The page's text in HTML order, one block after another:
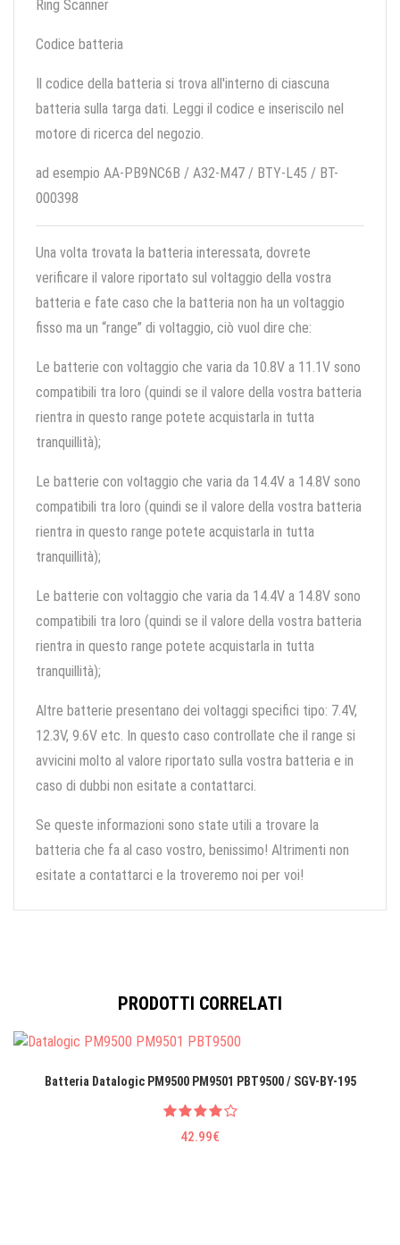
Ring Scanner
Codice batteria
Il codice della batteria si trova all'interno di ciascuna
batteria sulla targa dati. Leggi il codice e inseriscilo nel
motore di ricerca del negozio.
ad esempio AA-PB9NC6B / A32-M47 / BTY-L45 / BT-
000398
Una volta trovata la batteria interessata, dovrete
verificare il valore riportato sul voltaggio della vostra
batteria e fate caso che la batteria non ha un voltaggio
fisso ma un “range” di voltaggio, ciò vuol dire che:
Le batterie con voltaggio che varia da 10.8V a 11.1V sono
compatibili tra loro (quindi se il valore della vostra batteria
rientra in questo range potete acquistarla in tutta
tranquillità);
Le batterie con voltaggio che varia da 14.4V a 14.8V sono
compatibili tra loro (quindi se il valore della vostra batteria
rientra in questo range potete acquistarla in tutta
tranquillità);
Le batterie con voltaggio che varia da 14.4V a 14.8V sono
compatibili tra loro (quindi se il valore della vostra batteria
rientra in questo range potete acquistarla in tutta
tranquillità);
Altre batterie presentano dei voltaggi specifici tipo: 7.4V,
12.3V, 9.6V etc. In questo caso controllate che il range si
avvicini molto al valore riportato sulla vostra batteria e in
caso di dubbi non esitate a contattarci.
Se queste informazioni sono state utili a trovare la
batteria che fa al caso vostro, benissimo! Altrimenti non
esitate a contattarci e la troveremo noi per voi!
PRODOTTI CORRELATI
Batteria Datalogic PM9500 PM9501 PBT9500 / SGV-BY-195
42.99€